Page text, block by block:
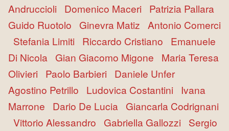
Andruccioli Domenico Maceri Patrizia Pallara
Guido Ruotolo
Ginevra Matiz Antonio Comerci
Stefania Limiti Riccardo Cristiano
Emanuele
Di Nicola Gian Giacomo Migone
Maria Teresa
Olivieri Paolo Barbieri Daniele Unfer
Agostino Petrillo
Ludovica Costantini
Ivana
Marrone
Dario De Lucia Giancarla Codrignani
Vittorio Alessandro
Gabriella Gallozzi Sergio